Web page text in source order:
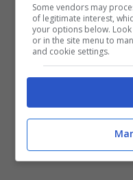
Some vendors may
of legitimate interest,
your options below.
or in the site menu to
and cookie settings.